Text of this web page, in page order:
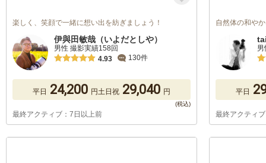
楽しく、笑顔で一緒に想い出を紡ぎましょう！
伊與田敏哉（いよだとしや）
男性 撮影実績158回
4.93
130件
平日 24,200 円土日祝 29,040 円
最終アクティブ：7日以上前
自然体の和や
平日
最終アクティ